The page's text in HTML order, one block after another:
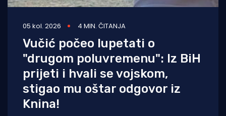
05 kol. 2026 4 MIN. ČITANJA
Vučić počeo lupetati o
"drugom poluvremenu": Iz BiH
prijeti i hvali se vojskom,
stigao mu oštar odgovor iz
Knina!